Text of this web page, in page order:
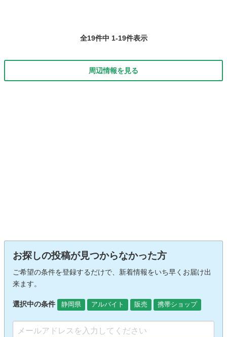
全19件中 1-19件表示
周辺情報を見る
お探しの投稿が見つからなかった方
ご希望の条件を登録するだけで、新着情報をいち早くお届け出
来ます。
選択中の条件 静岡県 アルバイト 販売 携帯ショップ